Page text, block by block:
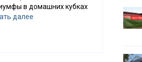
в домашних кубках
далее